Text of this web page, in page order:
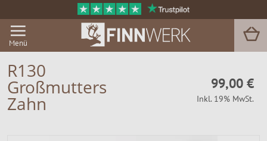
Menü
Grill & BBQ
R130
Großmutters
Zahn
99,00 €
Inkl. 19% MwSt.